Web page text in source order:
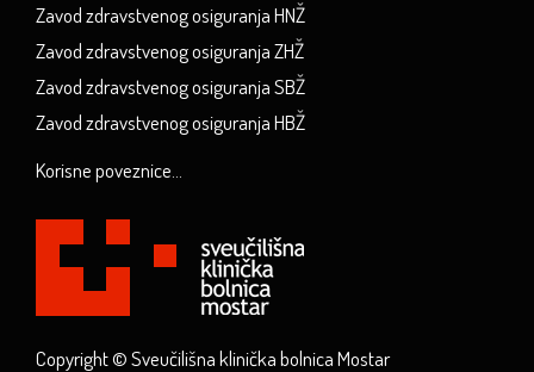
Zavod zdravstvenog osiguranja HNŽ
Zavod zdravstvenog osiguranja ZHŽ
Zavod zdravstvenog osiguranja SBŽ
Zavod zdravstvenog osiguranja HBŽ
Korisne poveznice...
Copyright © Sveučilišna klinička bolnica Mostar